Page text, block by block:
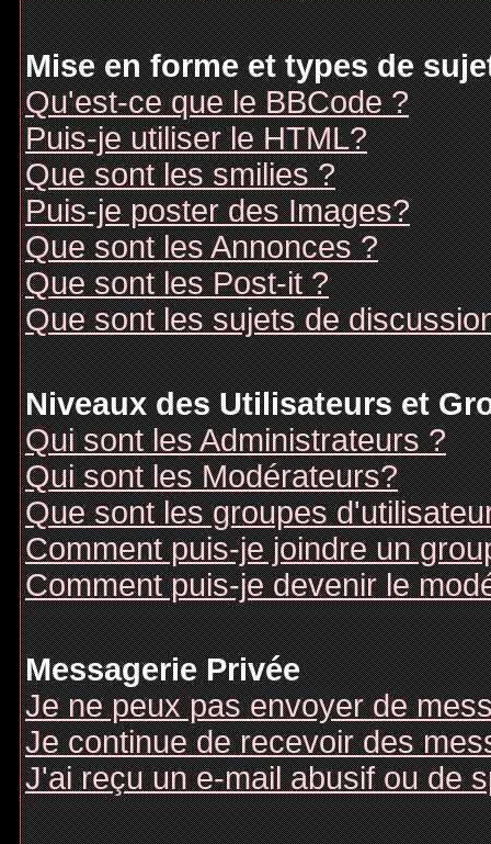
Mise en forme et types de
Qu'est-ce que le BBCode ?
Puis-je utiliser le HTML?
Que sont les smilies ?
Puis-je poster des Images?
Que sont les Annonces ?
Que sont les Post-it ?
Que sont les sujets de
Niveaux des Utilisateurs et
Qui sont les Administrateurs ?
Qui sont les Modérateurs?
Que sont les groupes
Comment puis-je joindre un
Comment puis-je devenir le
Messagerie Privée
Je ne peux pas envoyer de
Je continue de recevoir des
J'ai reçu un e-mail abusif ou de